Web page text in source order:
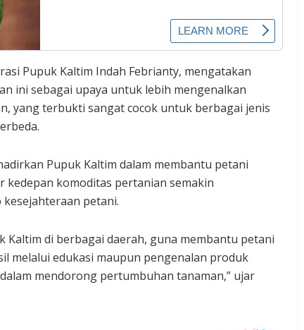
Pupuk Kaltim Indah Febrianty, mengatakan
ini sebagai upaya untuk lebih mengenalkan
yang terbukti sangat cocok untuk berbagai jenis
Pupuk Kaltim dalam membantu petani
komoditas pertanian semakin
petani.
di berbagai daerah, guna membantu petani
melalui edukasi maupun pengenalan produk
mendorong pertumbuhan tanaman,” ujar